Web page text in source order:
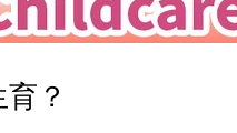
？